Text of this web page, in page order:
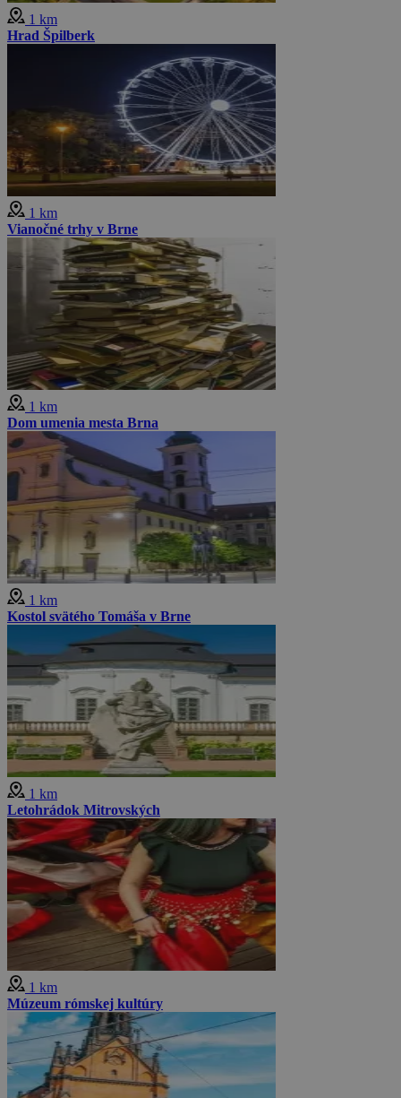
1 km
Hrad Špilberk
1 km
Vianočné trhy v Brne
1 km
Dom umenia mesta Brna
1 km
Kostol svätého Tomáša v Brne
1 km
Letohrádok Mitrovských
1 km
Múzeum rómskej kultúry